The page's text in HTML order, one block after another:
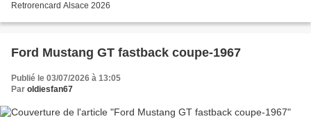
Retrorencard Alsace 2026
Ford Mustang GT fastback coupe-1967
Publié le 03/07/2026 à 13:05
Par oldiesfan67